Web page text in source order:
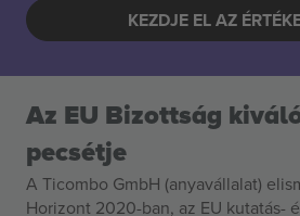
KEZDJE EL AZ
Az EU Bizottság
pecsétje
A Ticombo GmbH (anyavállalat)
Horizont 2020-ban, az EU kutatás-